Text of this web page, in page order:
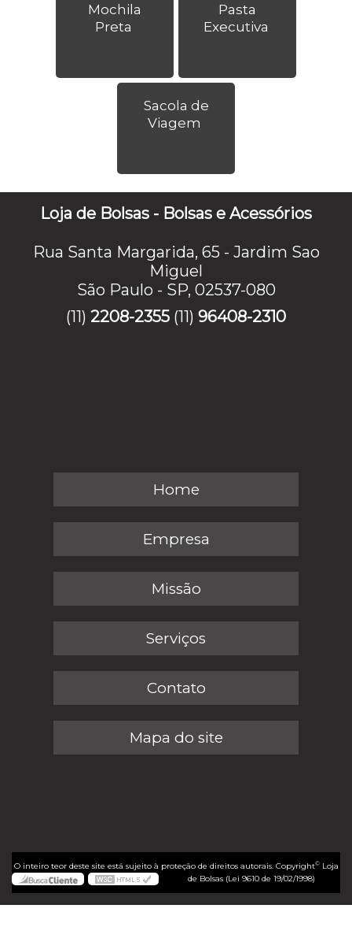
Mochila
Preta
Pasta
Executiva
Sacola de
Viagem
Loja de Bolsas - Bolsas e Acessórios
Rua Santa Margarida, 65 - Jardim Sao
Miguel
São Paulo - SP, 02537-080
(11) 2208-2355 (11) 96408-2310
Home
Empresa
Missão
Serviços
Contato
Mapa do site
O inteiro teor deste site está sujeito à proteção de direitos autorais. Copyright©Loja
de Bolsas (Lei 9610 de 19/02/1998)